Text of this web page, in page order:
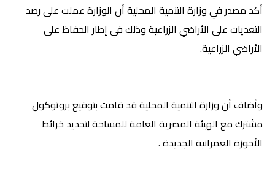
أكد مصدر في وزارة التنمية المحلية أن الوزارة عملت على رصد
التعديات على الأراضي الزراعية وذلك في إطار الحفاظ على
الأراضي الزراعية.
وأضاف أن وزارة التنمية المحلية قد قامت بتوقيع بروتوكول
مشترك مع الهيئة المصرية العامة للمساحة لتحديد خرائط
الأحوزة العمرانية الجديدة .